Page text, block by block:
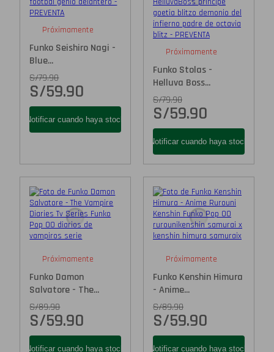
Próximamente
Funko Seishiro Nagi -
Blue...
S/79.90
S/59.90
Próximamente
Funko Stolas -
Helluva Boss...
S/79.90
S/59.90
Próximamente
Funko Damon
Salvatore - The...
S/89.90
S/59.90
Próximamente
Funko Kenshin Himura
- Anime...
S/89.90
S/59.90